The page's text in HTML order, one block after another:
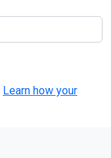
Learn how your